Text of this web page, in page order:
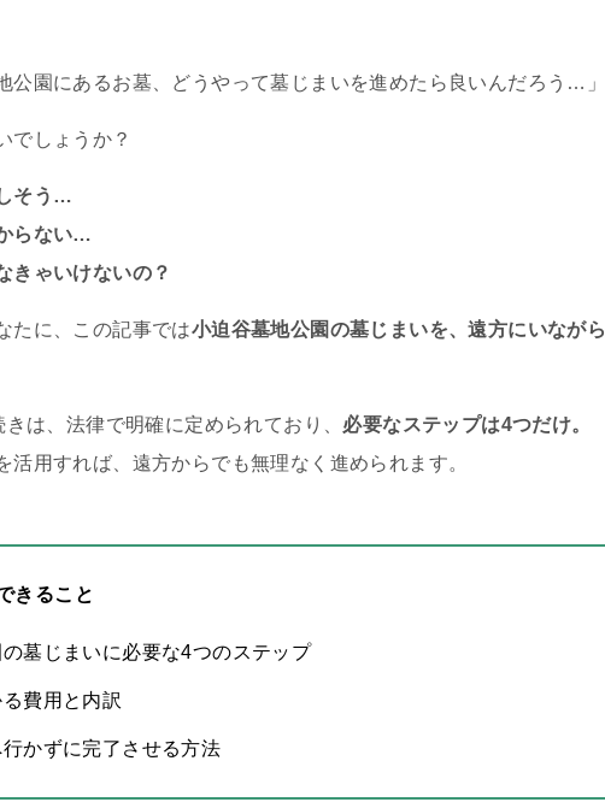
公園にあるお墓、どうやって墓じまいを進めたら良いんだろう…」
でしょうか？
そう…
らない…
きゃいけないの？
たに、この記事では小迫谷墓地公園の墓じまいを、遠方にいなが
は、法律で明確に定められており、 必要なステップは4つだけ。
活用すれば、遠方からでも無理なく進められます。
きること
墓じまいに必要な4つのステップ
費用と内訳
かずに完了させる方法